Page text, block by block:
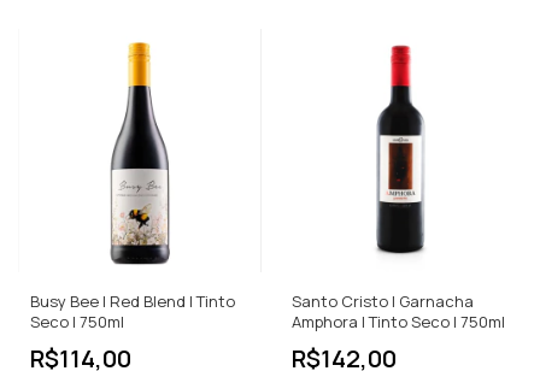
Busy Bee | Red Blend | Tinto
Seco | 750ml
R$114,00
Santo Cristo | Garnacha
Amphora | Tinto Seco | 750ml
R$142,00